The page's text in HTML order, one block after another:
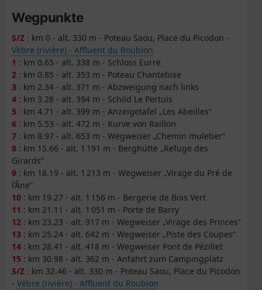
Wegpunkte
S/Z : km 0 - alt. 330 m - Poteau Saou, Place du Picodon -
Vèbre (rivière) - Affluent du Roubion
1 : km 0.65 - alt. 338 m - Schloss Eurre
2 : km 0.85 - alt. 353 m - Poteau Chantebise
3 : km 2.34 - alt. 371 m - Abzweigung nach links
4 : km 3.28 - alt. 394 m - Schild Le Pertuis
5 : km 4.71 - alt. 399 m - Anzeigetafel „Les Abeilles“
6 : km 5.53 - alt. 472 m - Kurve von Raillon
7 : km 8.97 - alt. 653 m - Wegweiser „Chemin muletier“
8 : km 15.66 - alt. 1 191 m - Berghütte „Refuge des
Girards“
9 : km 18.19 - alt. 1 213 m - Wegweiser „Virage du Pré de
l’Âne“
10 : km 19.27 - alt. 1 156 m - Bergerie de Bois Vert
11 : km 21.11 - alt. 1 051 m - Porte de Barry
12 : km 23.23 - alt. 917 m - Wegweiser „Virage des Princes“
13 : km 25.24 - alt. 642 m - Wegweiser „Piste des Coupes“
14 : km 28.41 - alt. 418 m - Wegweiser Pont de Pézillet
15 : km 30.98 - alt. 362 m - Anfahrt zum Campingplatz
S/Z : km 32.46 - alt. 330 m - Poteau Saou, Place du Picodon
- Vèbre (rivière) - Affluent du Roubion